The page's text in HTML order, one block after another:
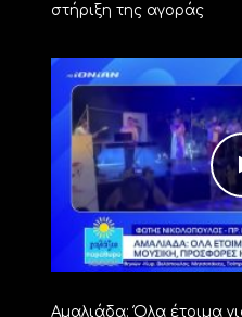
στήριξη της αγοράς
Αμαλιάδα: Όλα έτοιμα